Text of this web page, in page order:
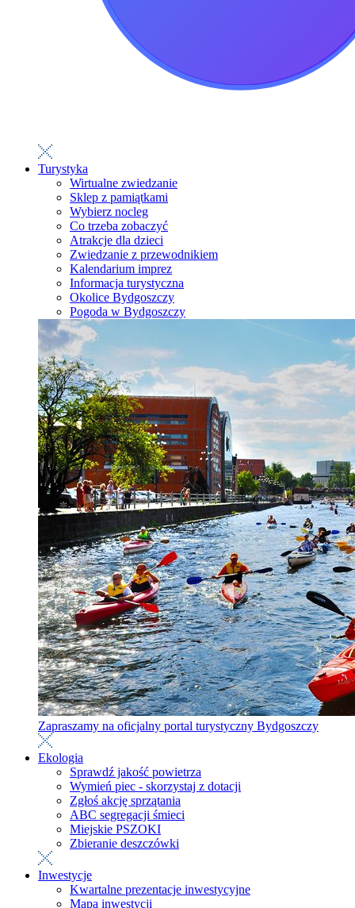
Turystyka
Wirtualne zwiedzanie
Sklep z pamiątkami
Wybierz nocleg
Co trzeba zobaczyć
Atrakcje dla dzieci
Zwiedzanie z przewodnikiem
Kalendarium imprez
Informacja turystyczna
Okolice Bydgoszczy
Pogoda w Bydgoszczy
Zapraszamy na oficjalny portal turystyczny Bydgoszczy
Ekologia
Sprawdź jakość powietrza
Wymień piec - skorzystaj z dotacji
Zgłoś akcję sprzątania
ABC segregacji śmieci
Miejskie PSZOKI
Zbieranie deszczówki
Inwestycje
Kwartalne prezentacje inwestycyjne
Mapa inwestycji